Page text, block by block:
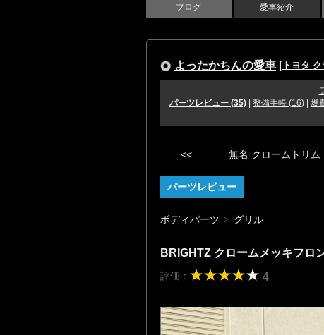
ブログ 愛車紹介
よったかちんの愛車 [ トヨタ
パーツレビュー (35)
整備手帳 (16) 燃
<< 無名 クロームトリム
パーツレビュー
ボディパーツ グリル
BRIGHTZ クロームメッキフロ
評価： 4